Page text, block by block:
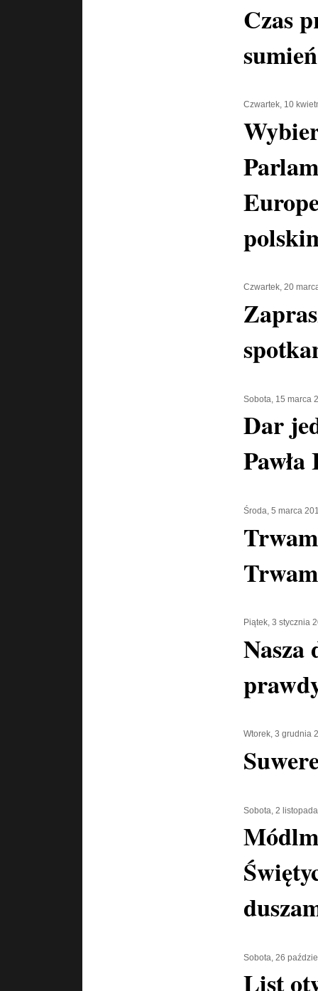
Czas
Czwartek, 10
Czwartek, 20
Sobota, 15 marca
Dar
Środa, 5 marca
Piątek, 3 stycznia
Nasza
Wtorek, 3 grudnia
Sobota, 2
Sobota, 26
List